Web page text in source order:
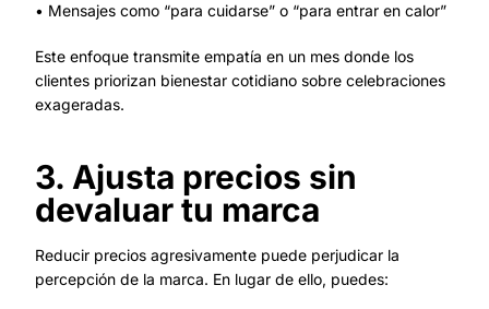
• Mensajes como “para cuidarse” o “para entrar en calor”
Este enfoque transmite empatía en un mes donde los
clientes priorizan bienestar cotidiano sobre celebraciones
exageradas.
3. Ajusta precios sin
devaluar tu marca
Reducir precios agresivamente puede perjudicar la
percepción de la marca. En lugar de ello, puedes: